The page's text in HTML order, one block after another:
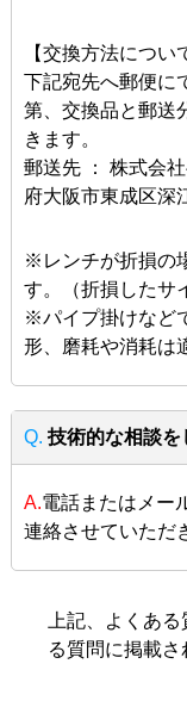
【交換方法につい
下記宛先へ郵便に
第、交換品と郵送
きます。
郵送先 ： 株式会
府大阪市東成区深
※レンチが折損の
す。（折損したサ
※パイプ掛けなど
形、磨耗や消耗は
Q. 技術的な相談を
A.電話またはメー
連絡させていただ
上記、よくあ
る質問に掲載